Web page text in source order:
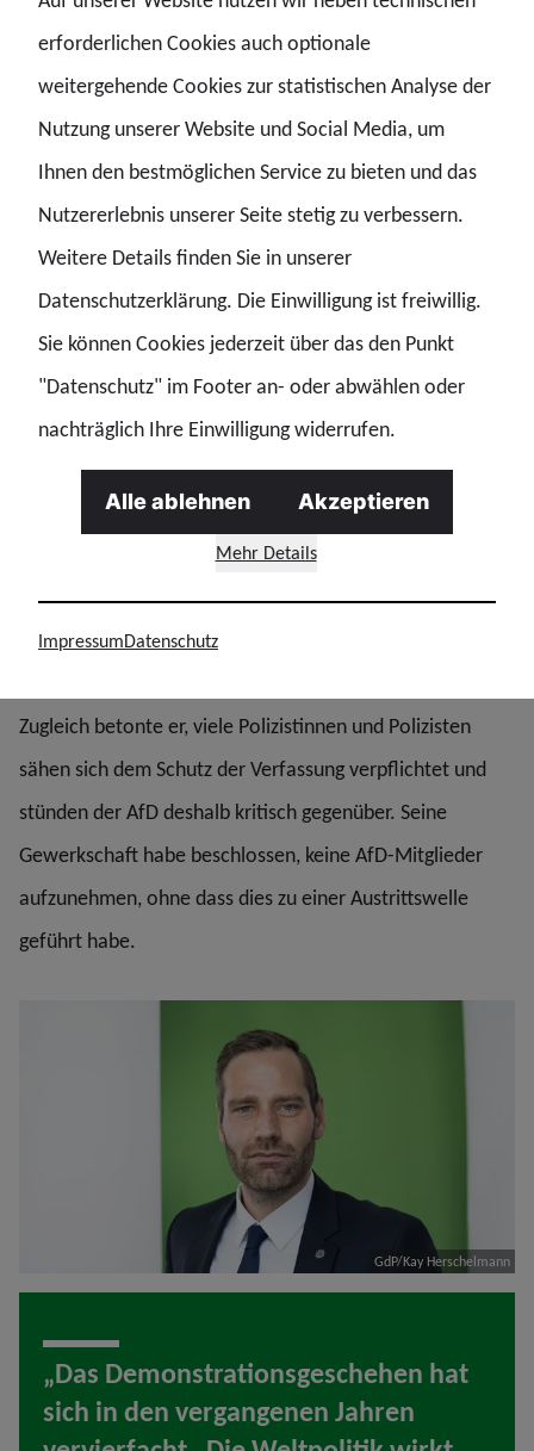
Für den Einsatz sind nach GdP-Angaben mehrere Tausend
Polizeikräfte aus dem gesamten Bundesgebiet
vorgesehen. Es bestehe jedoch stets das Risiko, dass
unterstützende Länder vorab zugesagte Einsatzkräfte
wegen eigener Lagen kurzfristig zurückhielten. Die
Belastungen der Bereitschaftspolizeien hätten in den
vergangenen Jahren stetig zugenommen. Die
Personalstärke stagniere oder werde sogar aufgrund von
krankheitsbedingten Abwesenheiten geringer.
Kopelke will keinen Zweifel daran lassen, dass die Polizei
Zugleich betonte er, viele Polizistinnen und Polizisten
sähen sich dem Schutz der Verfassung verpflichtet und
stünden der AfD deshalb kritisch gegenüber. Seine
Gewerkschaft habe beschlossen, keine AfD-Mitglieder
aufzunehmen, ohne dass dies zu einer Austrittswelle
geführt habe.
GdP/Kay Herschelmann
„Das Demonstrationsgeschehen hat
sich in den vergangenen Jahren
erforderlichen Cookies auch optionale
weitergehende Cookies zur statistischen Analyse der
Nutzung unserer Website und Social Media, um
Ihnen den bestmöglichen Service zu bieten und das
Nutzererlebnis unserer Seite stetig zu verbessern.
Weitere Details finden Sie in unserer
Datenschutzerklärung. Die Einwilligung ist freiwillig.
Sie können Cookies jederzeit über das den Punkt
"Datenschutz" im Footer an- oder abwählen oder
nachträglich Ihre Einwilligung widerrufen.
Mehr Details
Alle ablehnen Akzeptieren
ImpressumDatenschutz